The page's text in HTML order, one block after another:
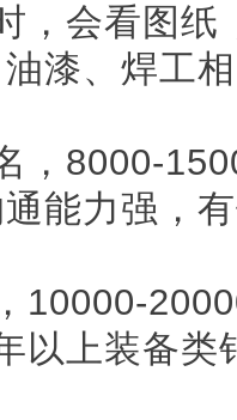
，会看图
漆、焊工
，8000-
能力强，
10000-
以上装备类